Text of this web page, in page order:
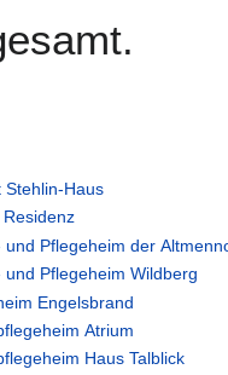
Stehlin-Haus
Residenz
und Pflegeheim der
und Pflegeheim Wildberg
Engelsbrand
Atrium
Haus Talblick